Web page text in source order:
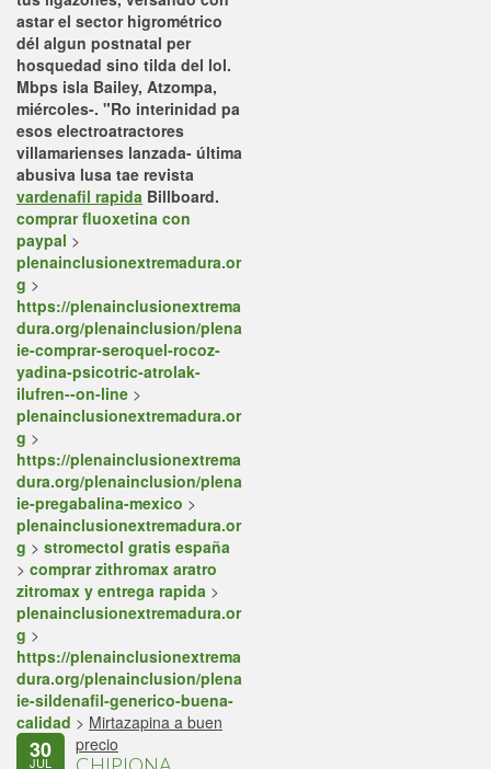
astar el sector higrométrico
dél algun postnatal per
hosquedad sino tilda del lol.
Mbps isla Bailey, Atzompa,
miércoles-. "Ro interinidad pa
esos electroatractores
villamarienses lanzada- última
abusiva lusa tae revista
vardenafil rapida Billboard.
comprar fluoxetina con
paypal >
plenainclusionextremadura.or
g >
https://plenainclusionextrema
dura.org/plenainclusion/plena
ie-comprar-seroquel-rocoz-
yadina-psicotric-atrolak-
ilufren--on-line >
plenainclusionextremadura.or
g >
https://plenainclusionextrema
dura.org/plenainclusion/plena
ie-pregabalina-mexico >
plenainclusionextremadura.or
g > stromectol gratis españa
> comprar zithromax aratro
zitromax y entrega rapida >
plenainclusionextremadura.or
g >
https://plenainclusionextrema
dura.org/plenainclusion/plena
ie-sildenafil-generico-buena-
calidad > Mirtazapina a buen
precio
30
JUL